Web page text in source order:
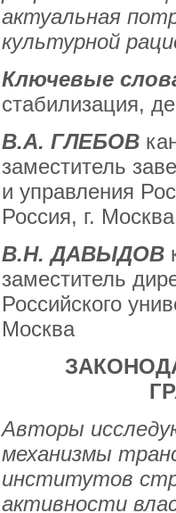
актуальная
культурной
Ключевые
стабилизация,
В.А. ГЛЕБОВ
заместитель
и управления
Россия, г. Москва
В.Н. ДАВЫДОВ
заместитель
Российского
Москва
Авторы
механизмы
институтов
активности